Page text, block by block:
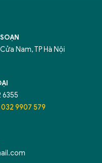
Nam, TP Hà Nội
6355
9907 579